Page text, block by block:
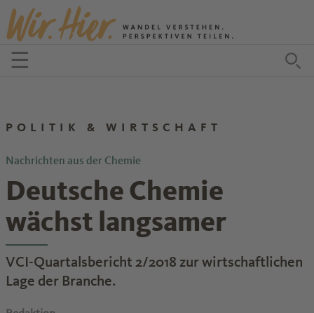
Zum Inhalt springen
☰Menü öffnen
POLITIK & WIRTSCHAFT
Nachrichten aus der Chemie
Deutsche Chemie
wächst langsamer
VCI-Quartalsbericht 2/2018 zur wirtschaftlichen
Lage der Branche.